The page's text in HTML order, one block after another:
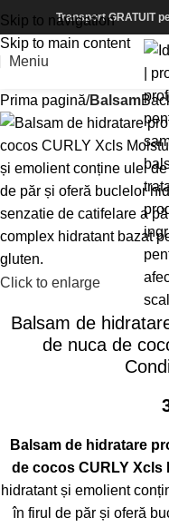
Skip to navigation
Skip to main content
Transport GRATUIT
Meniu
Prima pagină Balsam
Click to enlarge
Balsam de
de nuca de
Balsam de hidratare
de cocos CURLY Xcls
hidratant și emolient
în firul de păr și oferă